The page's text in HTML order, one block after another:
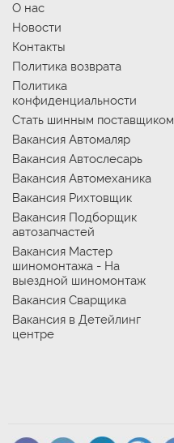
О нас
Новости
Контакты
Политика возврата
Политика
конфиденциальности
Стать шинным поставщиком
Вакансия Автомаляр
Вакансия Автослесарь
Вакансия Автомеханика
Вакансия Рихтовщик
Вакансия Подборщик
автозапчастей
Вакансия Мастер
шиномонтажа - На
выездной шиномонтаж
Вакансия Сварщика
Вакансия в Детейлинг
центре